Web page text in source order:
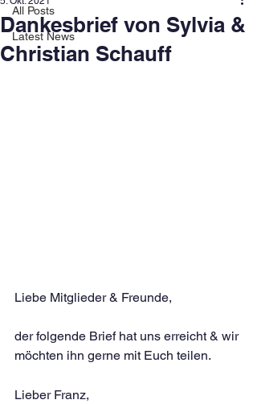
All Posts
Latest News
Dankesbrief von Sylvia &
Christian Schauff
Liebe Mitglieder & Freunde,
der folgende Brief hat uns erreicht & wir
möchten ihn gerne mit Euch teilen.
Lieber Franz,